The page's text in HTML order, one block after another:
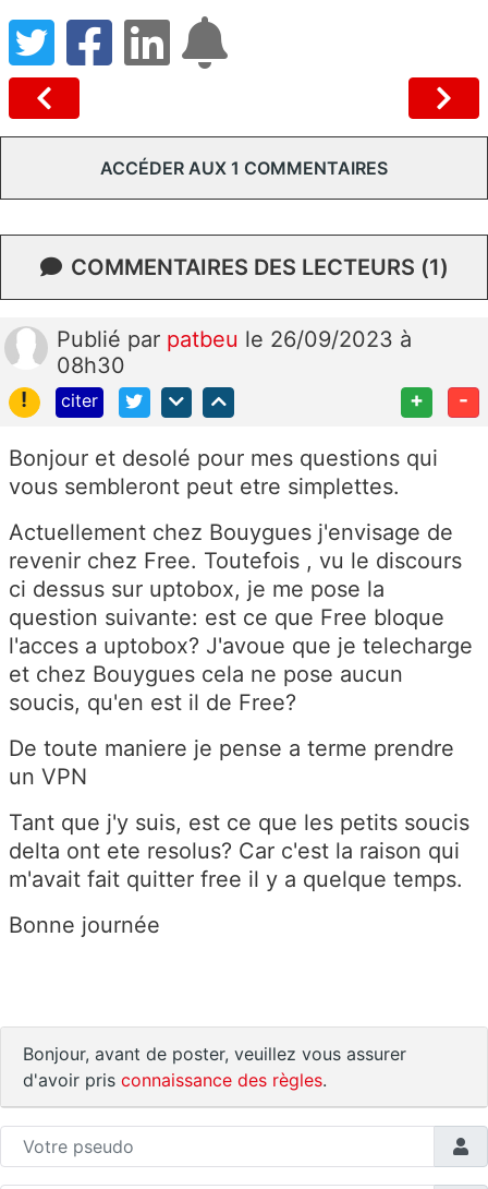
ACCÉDER AUX 1 COMMENTAIRES
COMMENTAIRES DES LECTEURS (1)
Publié par patbeu le 26/09/2023 à
08h30
!
citer + -
Bonjour et desolé pour mes questions qui
vous sembleront peut etre simplettes.
Actuellement chez Bouygues j'envisage de
revenir chez Free. Toutefois , vu le discours
ci dessus sur uptobox, je me pose la
question suivante: est ce que Free bloque
l'acces a uptobox? J'avoue que je telecharge
et chez Bouygues cela ne pose aucun
soucis, qu'en est il de Free?
De toute maniere je pense a terme prendre
un VPN
Tant que j'y suis, est ce que les petits soucis
delta ont ete resolus? Car c'est la raison qui
m'avait fait quitter free il y a quelque temps.
Bonne journée
Bonjour, avant de poster, veuillez vous assurer
d'avoir pris connaissance des règles.